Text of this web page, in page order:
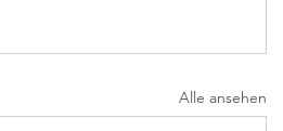
Alle ansehen